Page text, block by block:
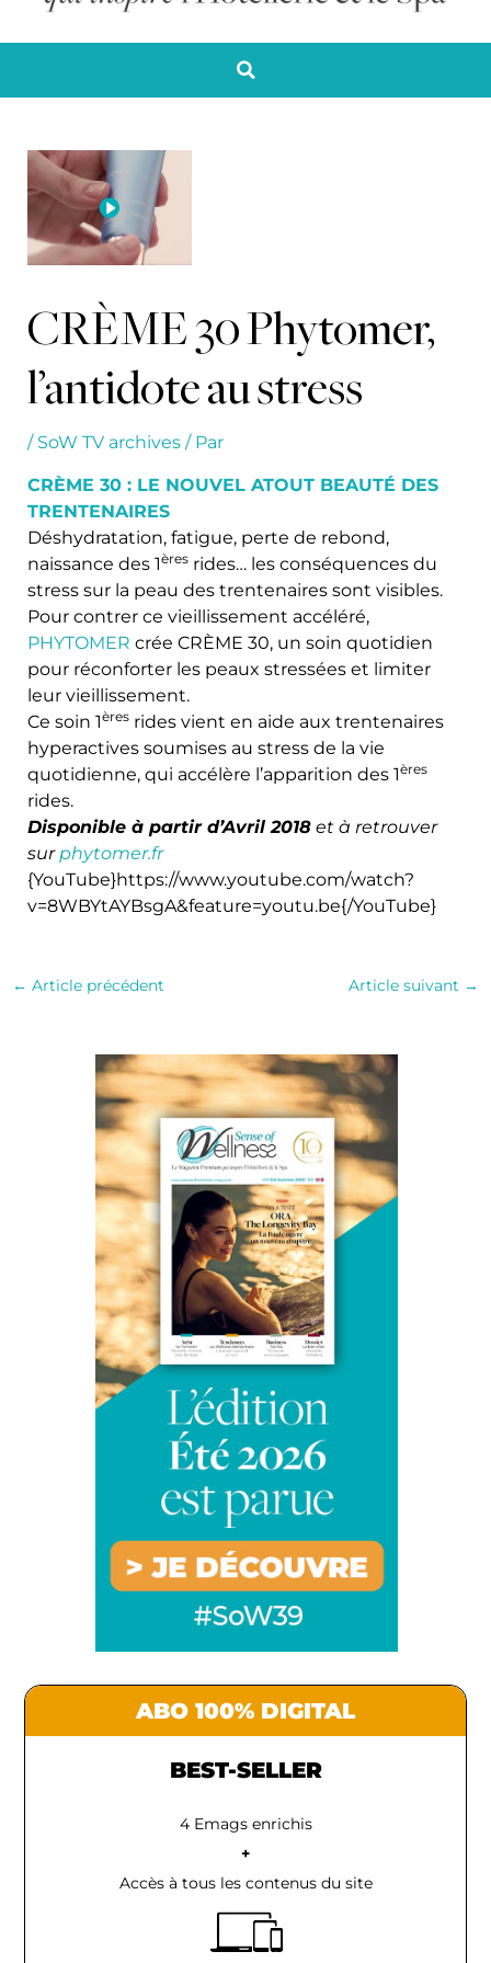
CRÈME 30 Phytomer,
l’antidote au stress
/ SoW TV archives/ Par
CRÈME 30 : LE NOUVEL ATOUT BEAUTÉ DES
TRENTENAIRES
Déshydratation, fatigue, perte de rebond,
naissance des 1èresrides… les conséquences du
stress sur la peau des trentenaires sont visibles.
Pour contrer ce vieillissement accéléré,
PHYTOMER crée CRÈME 30, un soin quotidien
pour réconforter les peaux stressées et limiter
leur vieillissement.
Ce soin 1èresrides vient en aide aux trentenaires
hyperactives soumises au stress de la vie
quotidienne, qui accélère l’apparition des 1ères
rides.
Disponible à partir d’Avril 2018et à retrouver
surphytomer.fr
{YouTube}https://www.youtube.com/watch?
v=8WBYtAYBsgA&feature=youtu.be{/YouTube}
← Article précédent Article suivant →
ABO 100% DIGITAL
BEST-SELLER
4 Emags enrichis
+
Accès à tous les contenus du site